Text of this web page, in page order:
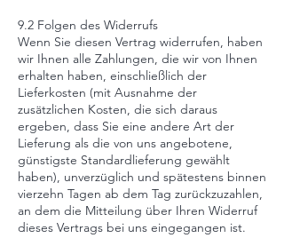
9.2 Folgen des Widerrufs
Wenn Sie diesen Vertrag widerrufen, haben
wir Ihnen alle Zahlungen, die wir von Ihnen
erhalten haben, einschließlich der
Lieferkosten (mit Ausnahme der
zusätzlichen Kosten, die sich daraus
ergeben, dass Sie eine andere Art der
Lieferung als die von uns angebotene,
günstigste Standardlieferung gewählt
haben), unverzüglich und spätestens binnen
vierzehn Tagen ab dem Tag zurückzuzahlen,
an dem die Mitteilung über Ihren Widerruf
dieses Vertrags bei uns eingegangen ist.